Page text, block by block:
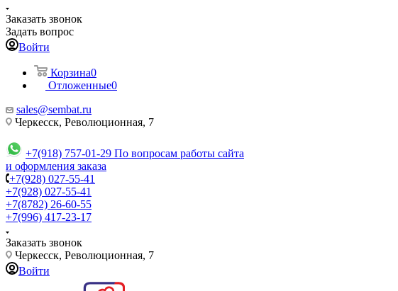
Заказать звонок
Задать вопрос
Войти
Корзина0
Отложенные0
sales@sembat.ru
Черкесск, Революционная, 7
+7(918) 757-01-29 По вопросам работы сайта
и оформления заказа
+7(928) 027-55-41
+7(928) 027-55-41
+7(8782) 26-60-55
+7(996) 417-23-17
Заказать звонок
Черкесск, Революционная, 7
Войти